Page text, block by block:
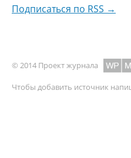
Подписаться по RSS →
© 2014 Проект журнала
Чтобы добавить источник